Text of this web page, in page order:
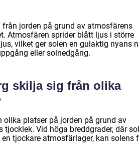
från jorden på grund av atmosfärens
Atmosfären sprider blått ljus i större
vilket ger solen en gulaktig nyans
eller solnedgång.
skilja sig från olika
platser på jorden på grund av
Vid höga breddgrader, där
tjockare atmosfärlager, kan solens